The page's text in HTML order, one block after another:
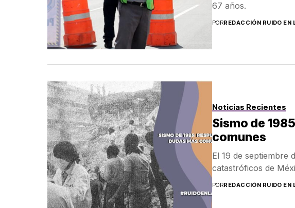
67 años.
PORREDACCIÓN RUIDO EN
Noticias Recientes
Sismo de
comunes
El 19 de septiembre
catastróficos de
PORREDACCIÓN RUIDO EN